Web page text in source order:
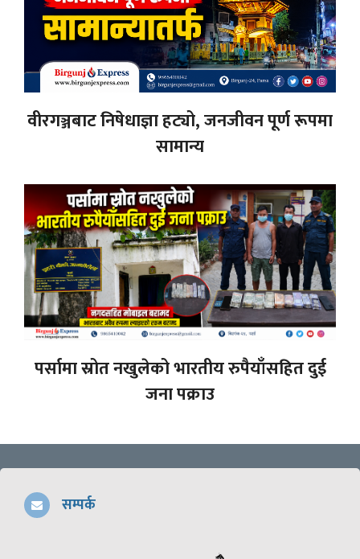
वीरगञ्जबाट निषेधाज्ञा हट्यो, जनजीवन पूर्ण रूपमा
सामान्य
पर्सामा स्रोत नखुलेको भारतीय रुपैयाँसहित दुई
जना पक्राउ
सम्पर्क